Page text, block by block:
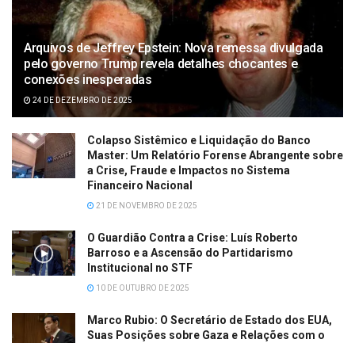
Arquivos de Jeffrey Epstein: Nova remessa divulgada
pelo governo Trump revela detalhes chocantes e
conexões inesperadas
24 DE DEZEMBRO DE 2025
Colapso Sistêmico e Liquidação do Banco
Master: Um Relatório Forense Abrangente sobre
a Crise, Fraude e Impactos no Sistema
Financeiro Nacional
21 DE NOVEMBRO DE 2025
O Guardião Contra a Crise: Luís Roberto
Barroso e a Ascensão do Partidarismo
Institucional no STF
10 DE OUTUBRO DE 2025
Marco Rubio: O Secretário de Estado dos EUA,
Suas Posições sobre Gaza e Relações com o